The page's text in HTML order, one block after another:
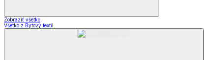
Zobraziť všetko
Všetko z Bytový textil